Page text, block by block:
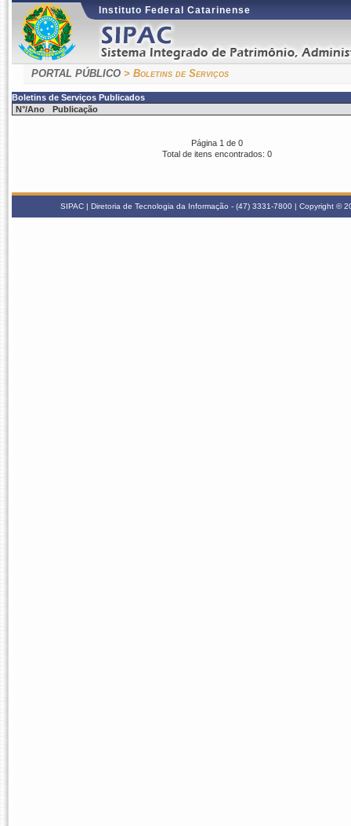
Instituto Federal Catarinense
PORTAL PÚBLICO > Boletins de Serviços
Boletins de Serviços Publicados
N°/Ano
Publicação
Página 1 de 0
Total de itens encontrados: 0
SIPAC | Diretoria de Tecnologia da Informação - (47) 3331-7800 | Copyright ©